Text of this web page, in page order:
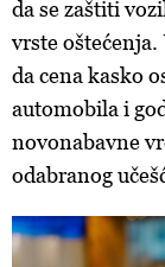
da se zaštiti
vrste
da cena kasko
automobila i
novonabavne
odabranog